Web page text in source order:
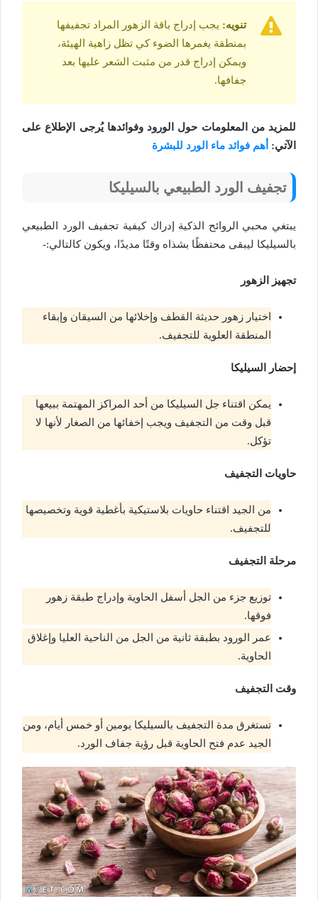
تنويه: يجب إدراج باقة الزهور المراد تجفيفها
بمنطقة يغمرها الضوء كي تظل زاهية الهيئة،
ويمكن إدراج قدر من مثبت الشعر عليها بعد
جفافها.
للمزيد من المعلومات حول الورود وفوائدها يُرجى الإطلاع على
الآتي: أهم فوائد ماء الورد للبشرة
تجفيف الورد الطبيعي بالسيليكا
يبتغي محبي الروائح الذكية إدراك كيفية تجفيف الورد الطبيعي
بالسيليكا ليبقى محتفظًا بشذاه وقتًا مديدًا، ويكون كالتالي:-
تجهيز الزهور
اختيار زهور حديثة القطف وإخلائها من السيقان وإبقاء
المنطقة العلوية للتجفيف.
إحضار السيليكا
يمكن اقتناء جل السيليكا من أحد المراكز المهتمة ببيعها
قبل وقت من التجفيف ويجب إخفائها من الصغار لأنها لا
تؤكل.
حاويات التجفيف
من الجيد اقتناء حاويات بلاستيكية بأغطية قوية وتخصيصها
للتجفيف.
مرحلة التجفيف
توزيع جزء من الجل أسفل الحاوية وإدراج طبقة زهور
فوقها.
عمر الورود بطبقة ثانية من الجل من الناحية العليا وإغلاق
الحاوية.
وقت التجفيف
تستغرق مدة التجفيف بالسيليكا يومين أو خمس أيام، ومن
الجيد عدم فتح الحاوية قبل رؤية جفاف الورد.